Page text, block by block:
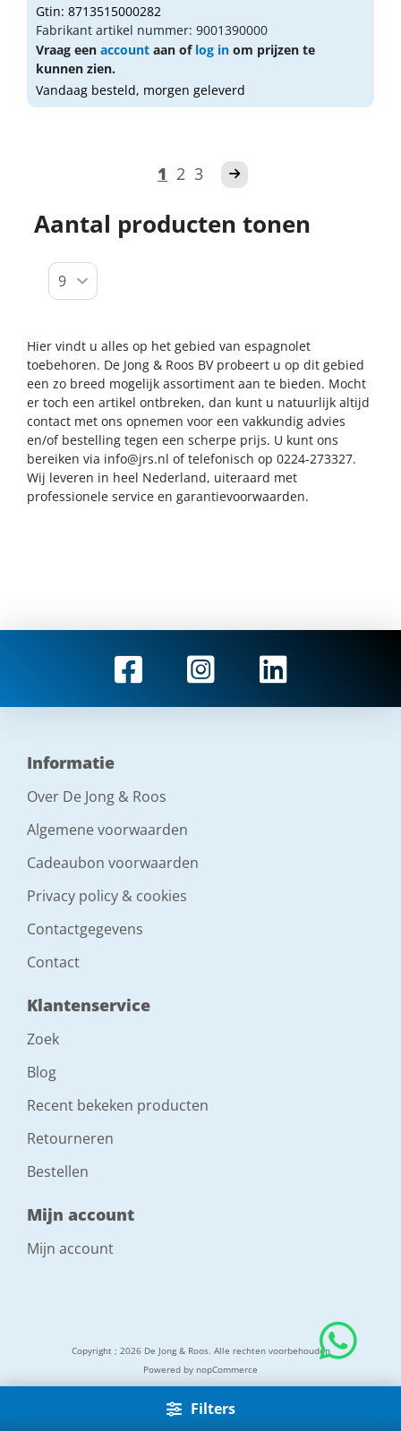
Filters
Gtin: 8713515000282
Fabrikant artikel nummer: 9001390000
Vraag een account aan of log in om prijzen te
kunnen zien.
Vandaag besteld, morgen geleverd
1 2 3
Aantal producten tonen
Hier vindt u alles op het gebied van espagnolet
toebehoren. De Jong & Roos BV probeert u op dit gebied
een zo breed mogelijk assortiment aan te bieden. Mocht
er toch een artikel ontbreken, dan kunt u natuurlijk altijd
contact met ons opnemen voor een vakkundig advies
en/of bestelling tegen een scherpe prijs. U kunt ons
bereiken via info@jrs.nl of telefonisch op 0224-273327.
Wij leveren in heel Nederland, uiteraard met
professionele service en garantievoorwaarden.
Informatie
Over De Jong & Roos
Algemene voorwaarden
Cadeaubon voorwaarden
Privacy policy & cookies
Contactgegevens
Contact
Klantenservice
Zoek
Blog
Recent bekeken producten
Retourneren
Bestellen
Mijn account
Mijn account
Copyright ; 2026 De Jong & Roos. Alle rechten voorbehouden
Powered by nopCommerce